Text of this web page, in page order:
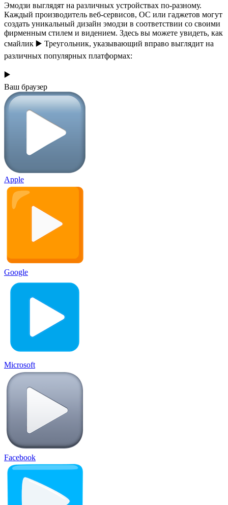
Эмодзи выглядят на различных устройствах по-разному.
Каждый производитель веб-сервисов, ОС или гаджетов могут
создать уникальный дизайн эмодзи в соответствии со своими
фирменным стилем и видением. Здесь вы можете увидеть, как
смайлик ▶️ Треугольник, указывающий вправо выглядит на
различных популярных платформах:
▶️
Ваш браузер
Apple
Google
Microsoft
Facebook